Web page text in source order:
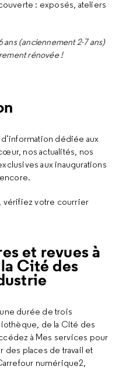
: exposés, ateliers
ans (anciennement 2-7 ans)
rénovée !
dédiée aux
nos actualités, nos
aux inaugurations
vérifiez votre courrier
et revues à
Cité des
durée de trois
de la Cité des
à Mes services pour
places de travail et
numérique2,